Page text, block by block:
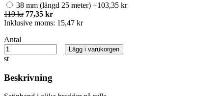
38 mm (längd 25 meter) +103,35 kr
119 kr 77,35 kr
Inklusive moms: 15,47 kr
Antal
st
Lägg i varukorgen
Beskrivning